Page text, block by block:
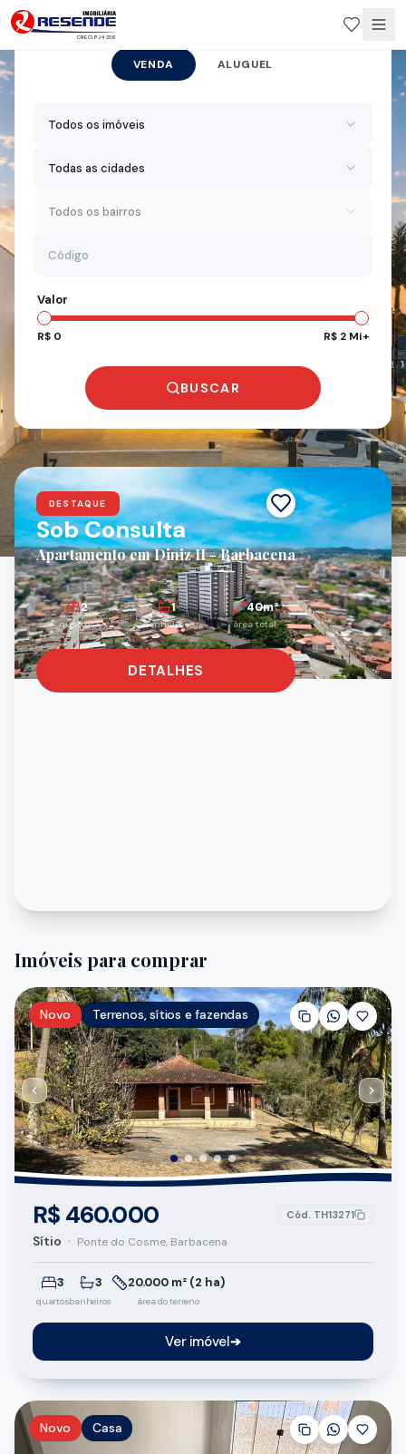
CRECI PJ 4206
VENDA ALUGUEL
Todos os imóveis
Todas as cidades
Todos os bairros
Valor
R$ 0 R$ 2 Mi+
BUSCAR
OPORTUNIDADES
Lançamentos Imobiliários
DESTAQUE
Sob Consulta
Apartamento em Diniz II - Barbacena
2
quartos
1
banheiros
40m²
área total
DETALHES
Imóveis para comprar
Novo Terrenos, sítios e fazendas
R$ 460.000 Cód. TH13271
Sítio • Ponte do Cosme, Barbacena
3
quartos
3
banheiros
20.000 m² (2 ha)
área do terreno
Ver imóvel➔
Novo Casa